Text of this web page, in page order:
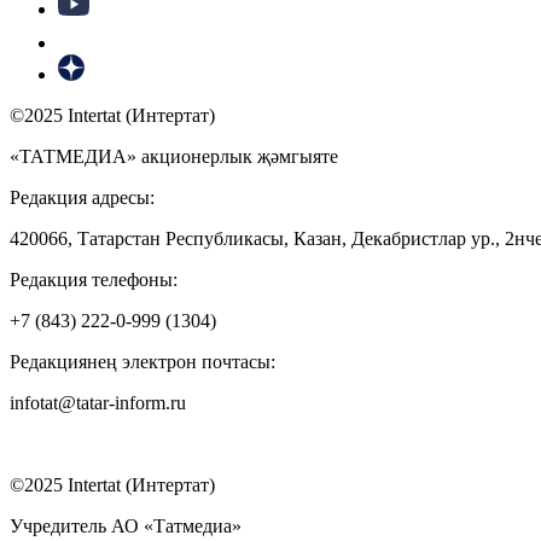
©2025 Intertat (Интертат)
«ТАТМЕДИА» акционерлык җәмгыяте
Редакция адресы:
420066, Татарстан Республикасы, Казан, Декабристлар ур.,
Редакция телефоны:
+7 (843) 222-0-999 (1304)
Редакциянең электрон почтасы:
infotat@tatar-inform.ru
©2025 Intertat (Интертат)
Учредитель АО «Татмедиа»